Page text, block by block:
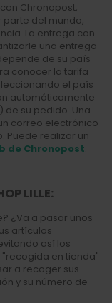
Chronopost,
del mundo,
La entrega con
una entrega
de su país
conocer la tarifa
el país
automáticamente
de su pedido. Una
correo electrónico
Puede realizar un
de Chronopost.
LILLE:
¿Va a pasar unos
artículos
así los
en tienda"
a recoger sus
y su número de